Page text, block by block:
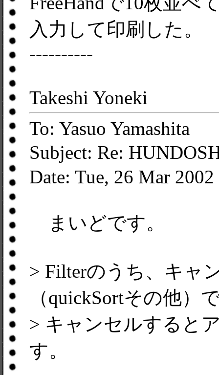
入力して印刷した。
----------
Takeshi Yoneki
To: Yasuo Yamashita
Subject: Re:
Date: Tue, 26 Mar
まいどです。
> Filterのうち、キャ
（quickSortその他）
> キャンセルすると
す。